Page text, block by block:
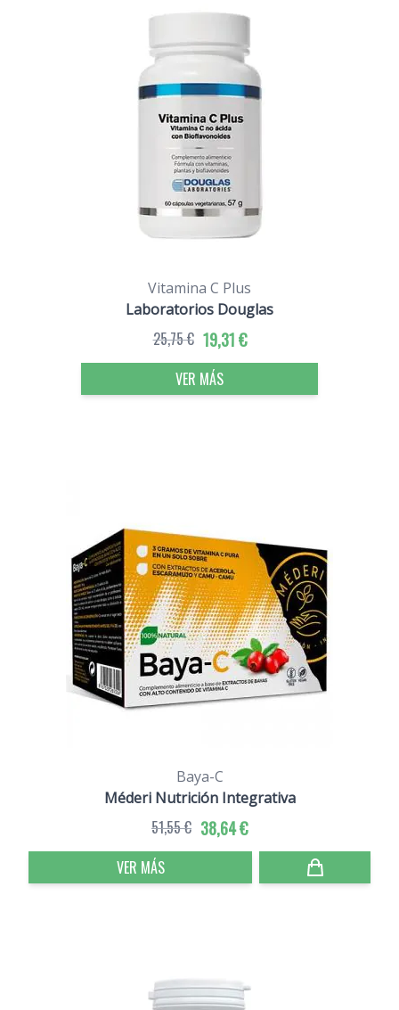
Vitamina C Plus
Laboratorios Douglas
19,31 €
25,75 €
VER MÁS
Baya-C
Méderi Nutrición Integrativa
38,64 €
51,55 €
VER MÁS